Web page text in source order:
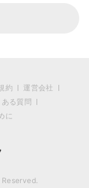
約
運営会社
ある質問
に